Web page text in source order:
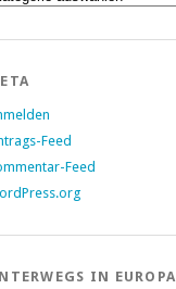
Feed
Feed
IN EUROPA